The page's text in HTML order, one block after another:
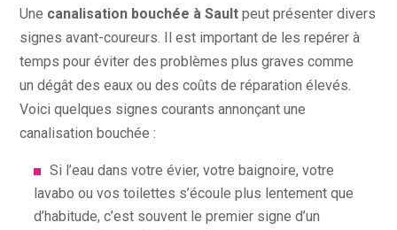
Une canalisation bouchée à Sault peut présenter divers
signes avant-coureurs. Il est important de les repérer à
temps pour éviter des problèmes plus graves comme
un dégât des eaux ou des coûts de réparation élevés.
Voici quelques signes courants annonçant une
canalisation bouchée :
Si l’eau dans votre évier, votre baignoire, votre
lavabo ou vos toilettes s’écoule plus lentement que
d’habitude, c’est souvent le premier signe d’un